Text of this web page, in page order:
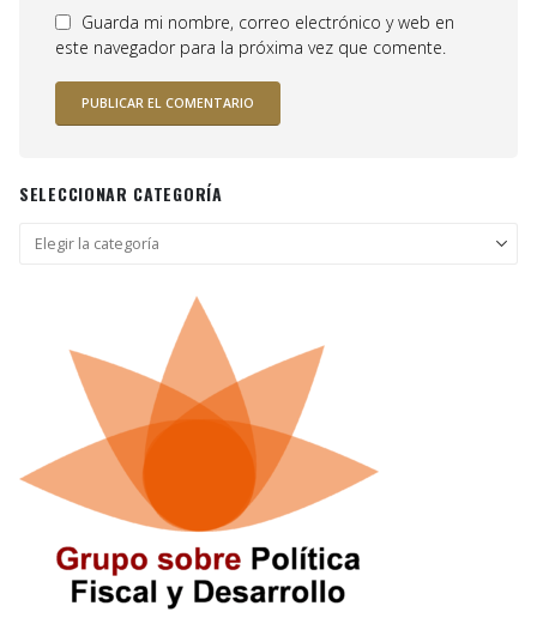
Guarda mi nombre, correo electrónico y web en
este navegador para la próxima vez que comente.
SELECCIONAR CATEGORÍA
Seleccionar
categoría